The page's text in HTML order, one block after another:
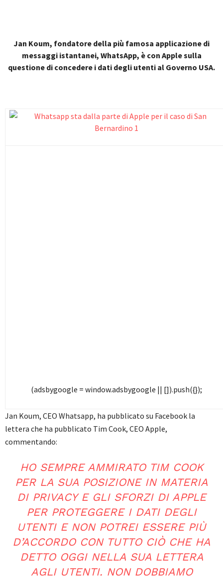
Jan Koum, fondatore della più famosa applicazione di
messaggi istantanei, WhatsApp, è con Apple sulla
questione di concedere i dati degli utenti al Governo USA.
(adsbygoogle = window.adsbygoogle || []).push({});
Jan Koum, CEO Whatsapp, ha pubblicato su Facebook la
lettera che ha pubblicato Tim Cook, CEO Apple,
commentando:
HO SEMPRE AMMIRATO TIM COOK
PER LA SUA POSIZIONE IN MATERIA
DI PRIVACY E GLI SFORZI DI APPLE
PER PROTEGGERE I DATI DEGLI
UTENTI E NON POTREI ESSERE PIÙ
D’ACCORDO CON TUTTO CIÒ CHE HA
DETTO OGGI NELLA SUA LETTERA
AGLI UTENTI. NON DOBBIAMO